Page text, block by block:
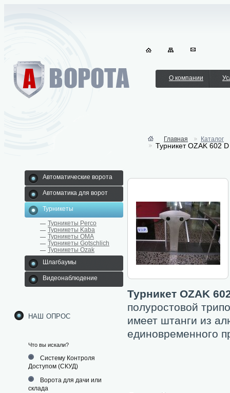
О компании
Автоматические ворота
Автоматика для ворот
Турникеты
Турникеты Perco
Турникеты Kaba
Турникеты ОМА
Турникеты Gotschlich
Турникеты Ozak
Шлагбаумы
Видеонаблюдение
наш опрос
Что вы искали?
Систему Контроля
Доступом (СКУД)
Ворота для дачи или
склада
Главная Каталог
Турникет OZAK 602 D
Турникет OZAK
полуростовой
имеет штанги из
единовременного